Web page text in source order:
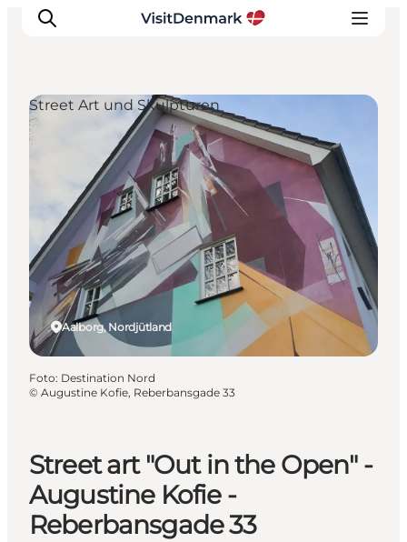
Inspiration
Regionen
Erlebnisse
Unterkünfte
Reiseplanung
Street art "Out in the Open" -
Augustine Kofie -
Reberbansgade 33
Aalborg, Nordjütland
Street Art und Skulpturen
Foto: Destination Nord
© Augustine Kofie, Reberbansgade 33